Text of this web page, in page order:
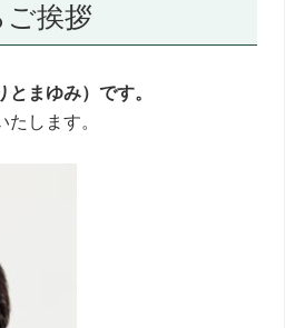
挨拶
まゆみ）です。
します。